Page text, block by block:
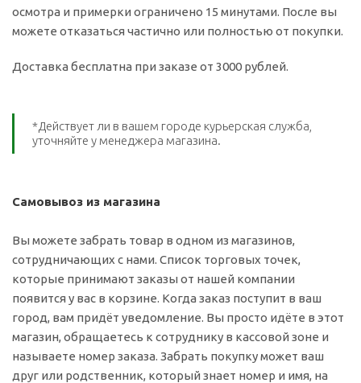
осмотра и примерки ограничено 15 минутами. После вы
можете отказаться частично или полностью от покупки.
Доставка бесплатна при заказе от 3000 рублей.
*Действует ли в вашем городе курьерская служба,
уточняйте у менеджера магазина.
Самовывоз из магазина
Вы можете забрать товар в одном из магазинов,
сотрудничающих с нами. Список торговых точек,
которые принимают заказы от нашей компании
появится у вас в корзине. Когда заказ поступит в ваш
город, вам придёт уведомление. Вы просто идёте в этот
магазин, обращаетесь к сотруднику в кассовой зоне и
называете номер заказа. Забрать покупку может ваш
друг или родственник, который знает номер и имя, на